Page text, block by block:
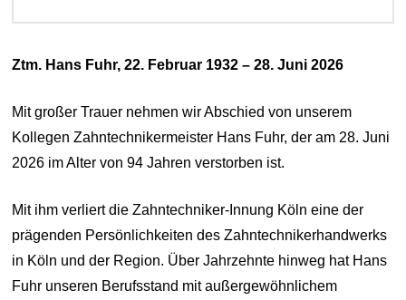
Ztm. Hans Fuhr, 22. Februar 1932 – 28. Juni 2026
Mit großer Trauer nehmen wir Abschied von unserem
Kollegen Zahntechnikermeister Hans Fuhr, der am 28. Juni
2026 im Alter von 94 Jahren verstorben ist.
Mit ihm verliert die Zahntechniker-Innung Köln eine der
prägenden Persönlichkeiten des Zahntechnikerhandwerks
in Köln und der Region. Über Jahrzehnte hinweg hat Hans
Fuhr unseren Berufsstand mit außergewöhnlichem